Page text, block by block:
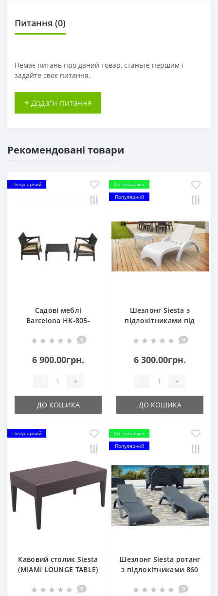
Питання (0)
Немає питань про даний товар, станьте першим і
задайте своє питання.
+ Додати питання
Рекомендовані товари
Популярний
Садові меблі
Barcelona HK-805-
0
6 900.00грн.
- +
ДО КОШИКА
Хіт продажів
Популярний
Шезлонг Siesta з
підлокітниками під
0
6 300.00грн.
- +
ДО КОШИКА
Популярний
Кавовий столик Siesta
(MIAMI LOUNGE TABLE)
0
Хіт продажів
Популярний
Шезлонг Siesta ротанг
з підлокітниками 860
0